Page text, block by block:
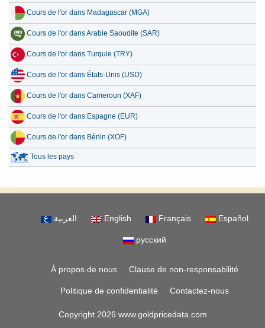
Cours de l'or dans Madagascar (MGA)
Cours de l'or dans Arabie Saoudite (SAR)
Cours de l'or dans Turquie (TRY)
Cours de l'or dans États-Unis (USD)
Cours de l'or dans Cameroun (XAF)
Cours de l'or dans Espagne (EUR)
Cours de l'or dans Bénin (XOF)
Tous les pays
العربية English Français Español
русский
À propos de nous Clause de non-responsabilité
Politique de confidentialité Contactez-nous
Copyright 2026 www.goldpricedata.com